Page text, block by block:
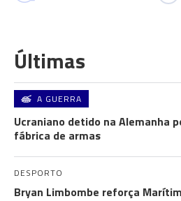
Últimas
A GUERRA
Ucraniano detido na Alemanha
fábrica de armas
DESPORTO
Bryan Limbombe reforça